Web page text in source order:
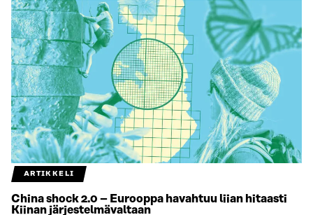
ARTIKKELI
China shock 2.0 – Eurooppa havahtuu liian hitaasti
Kiinan järjestelmävaltaan